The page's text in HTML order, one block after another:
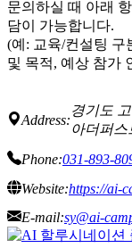
문의하실 때 아래
담이 가능합니다.
(예: 교육/컨설팅 구
및 목적, 예상 참가
Address:
경기도
아더퍼스
Phone:031-893-
Website:https://ai-
E-mail:sy@ai-